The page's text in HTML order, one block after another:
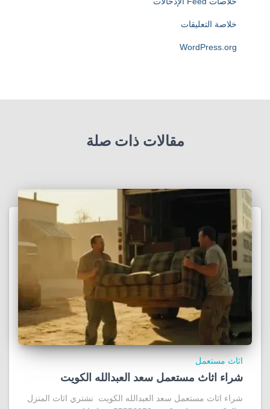
خلاصة التعليقات
WordPress.org
مقالات ذات صلة
اثاث مستعمل
شراء اثاث مستعمل سعد العبدالله الكويت
شراء اثاث مستعمل سعد العبدالله الكويت نشتري اثاث المنزل